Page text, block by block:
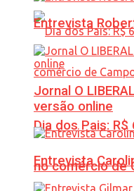
Dia dos Pais:
no comércio de
Entrevista
Jornal O
versão online
Entrevista